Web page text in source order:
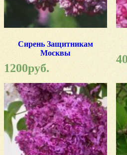
Сирень Защитникам
Москвы
1200руб.